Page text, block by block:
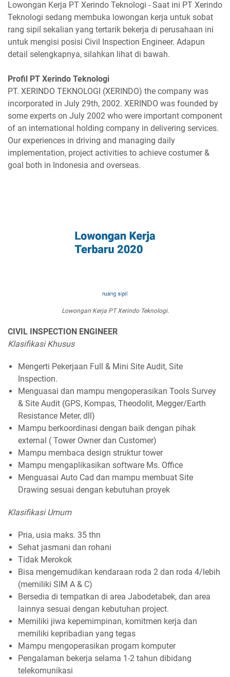
Lowongan Kerja PT Xerindo Teknologi - Saat ini PT Xerindo
Teknologi sedang membuka lowongan kerja untuk sobat
rang sipil sekalian yang tertarik bekerja di perusahaan ini
untuk mengisi posisi Civil Inspection Engineer. Adapun
detail selengkapnya, silahkan lihat di bawah.
Profil PT Xerindo Teknologi
PT. XERINDO TEKNOLOGI (XERINDO) the company was
incorporated in July 29th, 2002. XERINDO was founded by
some experts on July 2002 who were important component
of an international holding company in delivering services.
Our experiences in driving and managing daily
implementation, project activities to achieve costumer &
goal both in Indonesia and overseas.
Lowongan Kerja PT Xerindo Teknologi.
CIVIL INSPECTION ENGINEER
Klasifikasi Khusus
Mengerti Pekerjaan Full & Mini Site Audit, Site
Inspection.
Menguasai dan mampu mengoperasikan Tools Survey
& Site Audit (GPS, Kompas, Theodolit, Megger/Earth
Resistance Meter, dll)
Mampu berkoordinasi dengan baik dengan pihak
external ( Tower Owner dan Customer)
Mampu membaca design struktur tower
Mampu mengaplikasikan software Ms. Office
Menguasai Auto Cad dan mampu membuat Site
Drawing sesuai dengan kebutuhan proyek
Klasifikasi Umum
Pria, usia maks. 35 thn
Sehat jasmani dan rohani
Tidak Merokok
Bisa mengemudikan kendaraan roda 2 dan roda 4/lebih
(memiliki SIM A & C)
Bersedia di tempatkan di area Jabodetabek, dan area
lainnya sesuai dengan kebutuhan project.
Memiliki jiwa kepemimpinan, komitmen kerja dan
memiliki kepribadian yang tegas
Mampu mengoperasikan progam komputer
Pengalaman bekerja selama 1-2 tahun dibidang
telekomunikasi